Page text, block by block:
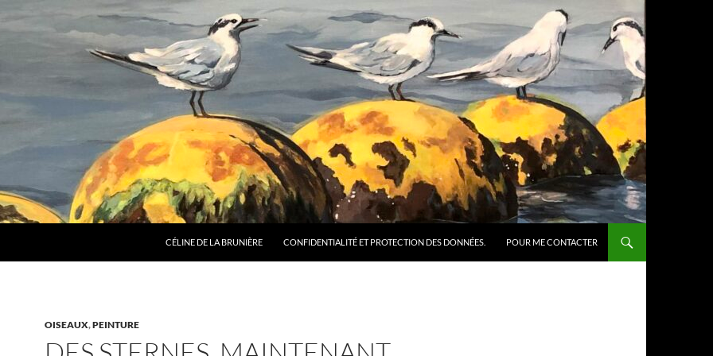
CÉLINE DE LA BRUNIÈRE CONFIDENTIALITÉ ET PROTECTION DES DONNÉES. POUR ME CONTACTER
OISEAUX,PEINTURE